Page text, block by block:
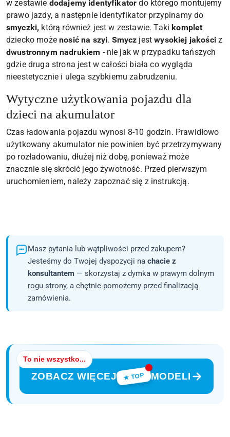
w zestawie dodajemy identyfikator do którego montujemy
prawo jazdy, a następnie identyfikator przypinamy do
smyczki, którą również jest w zestawie. Takikomplet
dziecko możenosić na szyi. Smycz jestwysokiej jakościz
dwustronnym nadrukiem - nie jak w przypadku tańszych
gdzie druga strona jest w całości biała co wygląda
nieestetycznie i ulega szybkiemu zabrudzeniu.
Wytyczne użytkowania pojazdu dla
dzieci na akumulator
Czas ładowania pojazdu wynosi 8-10 godzin. Prawidłowo
użytkowany akumulator nie powinien być przetrzymywany
po rozładowaniu, dłużej niż dobę, ponieważ może
znacznie się skrócić jego żywotność. Przed pierwszym
uruchomieniem, należy zapoznać się z instrukcją.
Masz pytania lub wątpliwości przed zakupem?
Jesteśmy do Twojej dyspozycji na chacie z
konsultantem — skorzystaj z dymka w prawym dolnym
rogu strony, a chętnie pomożemy przed finalizacją
zamówienia.
To nie wszystko...
ZOBACZ WIĘCEJ ★ TOP MODELI